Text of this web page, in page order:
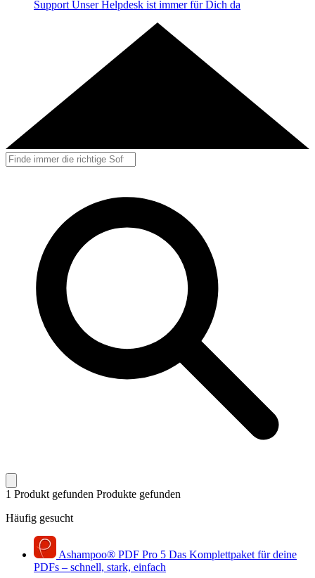
Support Unser Helpdesk ist immer für Dich da
1 Produkt gefunden Produkte gefunden
Häufig gesucht
Ashampoo® PDF Pro 5 Das Komplettpaket für deine
PDFs – schnell, stark, einfach